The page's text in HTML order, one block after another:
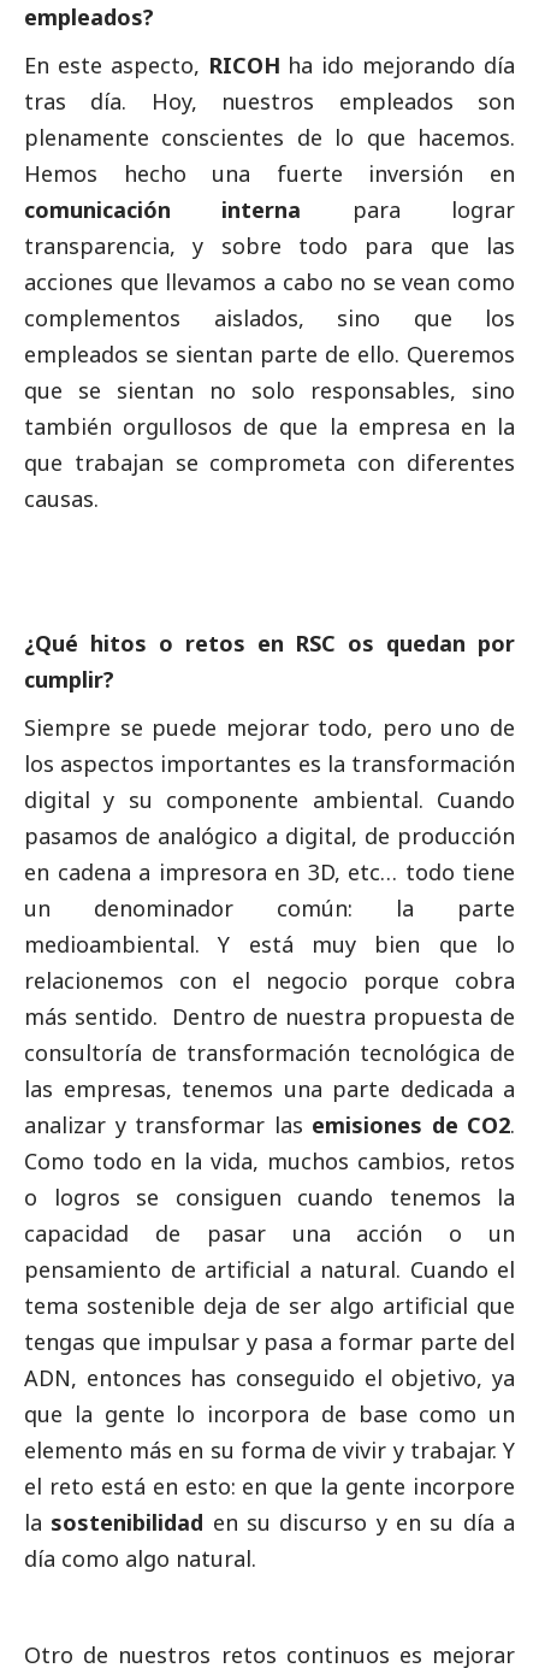
empleados?
En este aspecto, RICOH ha ido mejorando día
tras día. Hoy, nuestros empleados son
plenamente conscientes de lo que hacemos.
Hemos hecho una fuerte inversión en
comunicación interna para lograr
transparencia, y sobre todo para que las
acciones que llevamos a cabo no se vean como
complementos aislados, sino que los
empleados se sientan parte de ello. Queremos
que se sientan no solo responsables, sino
también orgullosos de que la empresa en la
que trabajan se comprometa con diferentes
causas.
¿Qué hitos o retos en RSC os quedan por
cumplir?
Siempre se puede mejorar todo, pero uno de
los aspectos importantes es la transformación
digital y su componente ambiental. Cuando
pasamos de analógico a digital, de producción
en cadena a impresora en 3D, etc… todo tiene
un denominador común: la parte
medioambiental. Y está muy bien que lo
relacionemos con el negocio porque cobra
más sentido. Dentro de nuestra propuesta de
consultoría de transformación tecnológica de
las empresas, tenemos una parte dedicada a
analizar y transformar las emisiones de CO2.
Como todo en la vida, muchos cambios, retos
o logros se consiguen cuando tenemos la
capacidad de pasar una acción o un
pensamiento de artificial a natural. Cuando el
tema sostenible deja de ser algo artificial que
tengas que impulsar y pasa a formar parte del
ADN, entonces has conseguido el objetivo, ya
que la gente lo incorpora de base como un
elemento más en su forma de vivir y trabajar. Y
el reto está en esto: en que la gente incorpore
la sostenibilidad en su discurso y en su día a
día como algo natural.
Otro de nuestros retos continuos es mejorar